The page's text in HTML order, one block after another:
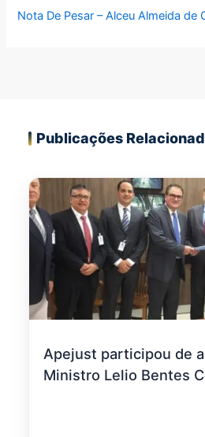
Nota De Pesar – Alceu Almeida de
Publicações
Apejust participou de
Ministro Lelio Bentes